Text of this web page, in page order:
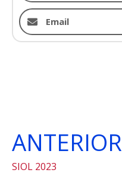
Email
ANTERIOR
SIOL 2023